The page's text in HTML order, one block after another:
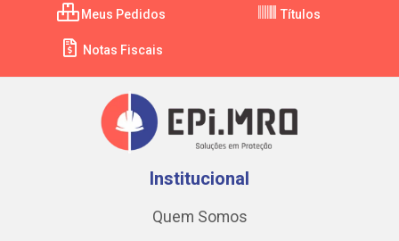
Meus Pedidos Títulos
Notas Fiscais
Institucional
Quem Somos